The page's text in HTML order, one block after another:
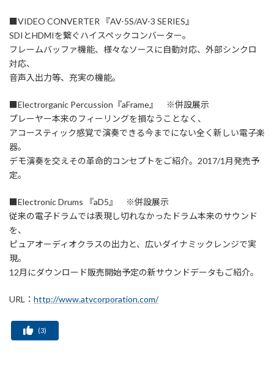
■VIDEO CONVERTER 『AV-5S/AV-3 SERIES』
SDIとHDMIを繋ぐハイスペックコンバーター。
フレームバッファ機能、様々なソースに自動対応、外部シンクロ
対応、
音声入出力等、充実の機能。
■Electrorganic Percussion『aFrame』 ※併設展示
プレーヤー本来のフィーリングを損なうことなく、
アコースティック感覚で演奏できる今までにない全く新しい電子楽
器。
デモ演奏を交えその革命的コンセプトをご紹介。2017/1月発売予
定。
■Electronic Drums 『aD5』 ※併設展示
従来の電子ドラムでは表現し切れなかったドラム本来のサウンド
を、
ピュアオーディオクラスの出力と、広いダイナミックレンジで実
現。
12月にダウンロード販売開始予定の新サウンドデータもご紹介。
URL： http://www.atvcorporation.com/
(3)